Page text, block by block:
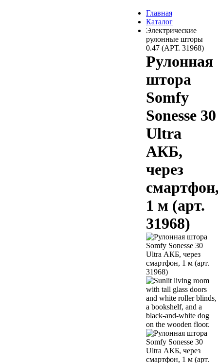
Главная
Каталог
Электрические
рулонные шторы
0.47 (АРТ. 31968)
Рулонная
штора
Somfy
Sonesse 30
Ultra
АКБ,
через
1 м (арт.
31968)